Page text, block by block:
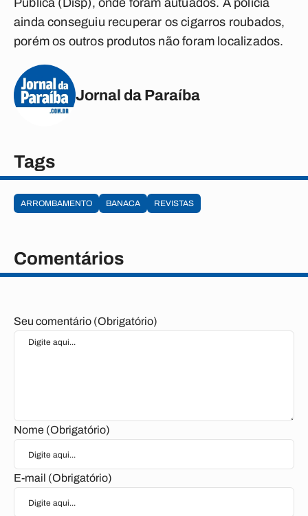
Pública (Disp), onde foram autuados. A polícia
ainda conseguiu recuperar os cigarros roubados,
porém os outros produtos não foram localizados.
Jornal da Paraíba
Tags
ARROMBAMENTO BANACA REVISTAS
Comentários
Seu comentário (Obrigatório)
Nome (Obrigatório)
E-mail (Obrigatório)